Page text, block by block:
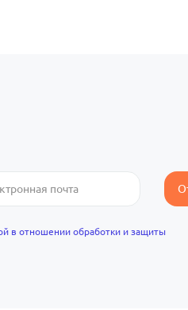
в отношении обработки и защиты